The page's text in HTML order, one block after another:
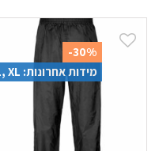
-30%
מידות אחרונות: L, XL